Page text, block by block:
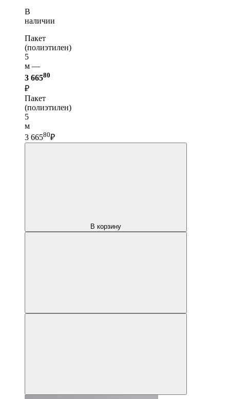
В
наличии
Пакет
(полиэтилен)
5
м —
3 66580
₽
Пакет
(полиэтилен)
5
м
3 66580₽
В корзину